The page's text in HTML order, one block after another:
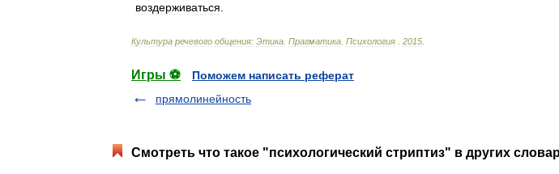
воздерживаться
Культура речевого общения: Этика Прагматика Психология 2015
Игры ⚽
Поможем написать реферат
прямолинейность
Смотреть что такое "психологический стриптиз" в других